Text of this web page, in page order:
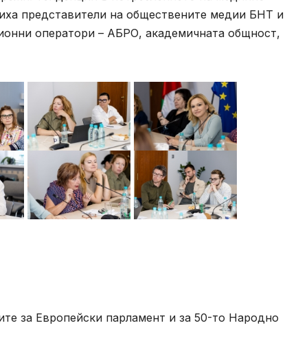
представители на обществените медии БНТ и
оператори – АБРО, академичната общност,
за Европейски парламент и за 50-то Народно